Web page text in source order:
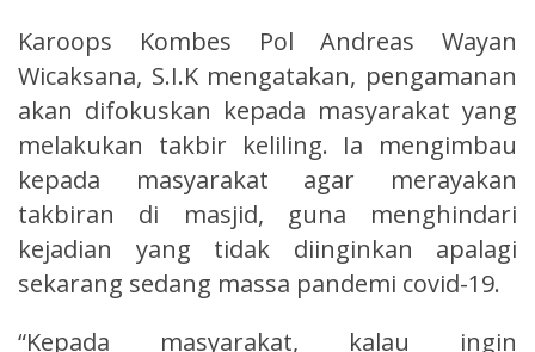
Karoops Kombes Pol Andreas Wayan
Wicaksana, S.I.K mengatakan, pengamanan
akan difokuskan kepada masyarakat yang
melakukan takbir keliling. Ia mengimbau
kepada masyarakat agar merayakan
takbiran di masjid, guna menghindari
kejadian yang tidak diinginkan apalagi
sekarang sedang massa pandemi covid-19.
“Kepada masyarakat, kalau ingin